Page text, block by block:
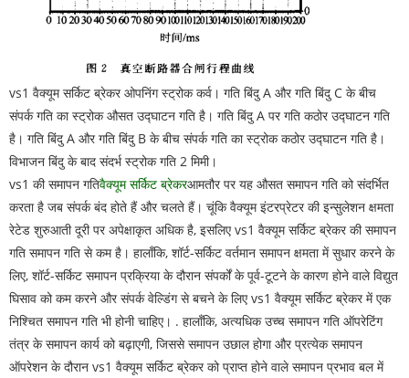
vs1 वैक्यूम सर्किट ब्रेकर ओपनिंग स्ट्रोक कर्व। गति बिंदु A और गति बिंदु C के बीच
संपर्क गति का स्ट्रोक औसत उद्घाटन गति है। गति बिंदु A पर गति कठोर उद्घाटन गति
है। गति बिंदु A और गति बिंदु B के बीच संपर्क गति का स्ट्रोक कठोर उद्घाटन गति है।
विभाजन बिंदु के बाद संदर्भ स्ट्रोक गति 2 मिमी।
vs1 की समापन गतिवैक्यूम सर्किट ब्रेकरआमतौर पर यह औसत समापन गति को संदर्भित
करता है जब संपर्क बंद होते हैं और चलते हैं। चूंकि वैक्यूम इंटरप्रेटर की इन्सुलेशन क्षमता
रेटेड शुरुआती दूरी पर अपेक्षाकृत अधिक है, इसलिए vs1 वैक्यूम सर्किट ब्रेकर की समापन
गति समापन गति से कम है। हालाँकि, शॉर्ट-सर्किट वर्तमान समापन क्षमता में सुधार करने के
लिए, शॉर्ट-सर्किट समापन प्रक्रिया के दौरान संपर्कों के पूर्व-टूटने के कारण होने वाले विद्युत
घिसाव को कम करने और संपर्क वेल्डिंग से बचने के लिए vs1 वैक्यूम सर्किट ब्रेकर में एक
निश्चित समापन गति भी होनी चाहिए। . हालाँकि, अत्यधिक उच्च समापन गति ऑपरेटिंग
तंत्र के समापन कार्य को बढ़ाएगी, जिससे समापन उछाल होगा और प्रत्येक समापन
ऑपरेशन के दौरान vs1 वैक्यूम सर्किट ब्रेकर को प्राप्त होने वाले समापन प्रभाव बल में